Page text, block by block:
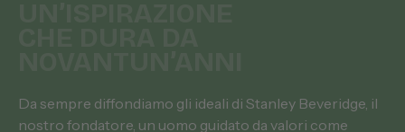
Da sempre diffondiamo gli ideali di Stanley Beveridge, il
nostro fondatore, un uomo guidato da valori come